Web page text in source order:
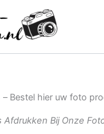
Bestel hier uw foto
Afdrukken Bij Onze